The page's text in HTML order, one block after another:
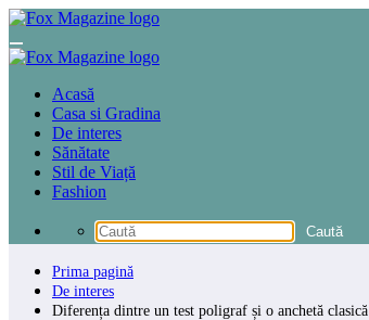
Sari
conținut
Acasă
Casa si Gradina
De interes
Sănătate
Stil de Viață
Fashion
Prima pagină
De interes
Diferența dintre un test poligraf și o anchetă clasică